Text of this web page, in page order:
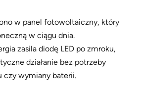
w panel fotowoltaiczny, który
w ciągu dnia.
zasila diodę LED po zmroku,
działanie bez potrzeby
czy wymiany baterii.